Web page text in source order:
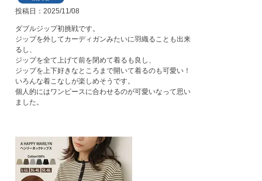
投稿日 2025/11/08
ダブルジップ初挑戦です。
ジップを外してカーディガンみたいに羽織ることも出来
るし、
ジップを全て上げて前を閉めて着るも良し、
ジップを上下好きなところまで開いて着るのも可愛い！
いろんな着こなしが楽しめそうです。
個人的にはワンピースに合わせるのが可愛いなって思い
ました。